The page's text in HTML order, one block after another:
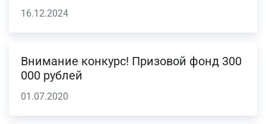
16.12.2024
Внимание конкурс! Призовой фонд 300
000 рублей
01.07.2020